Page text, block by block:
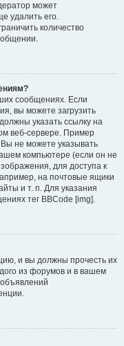
может
удалить его.
количество
сообщениях. Если
вы можете загрузить
указать ссылку на
веб-сервере. Пример
не можете указывать
компьютере (если он не
для доступа к
на почтовые ящики
и т. п. Для указания
тег BBCode [img].
и вы должны прочесть их
из форумов и в вашем